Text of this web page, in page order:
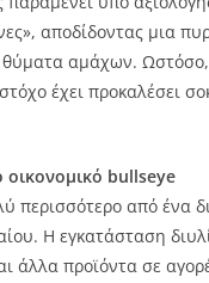
αποδίδοντας μια
αμάχων. Ωστόσο,
έχει προκαλέσει
οικονομικό bullseye
περισσότερο από ένα
Η εγκατάσταση
άλλα προϊόντα σε